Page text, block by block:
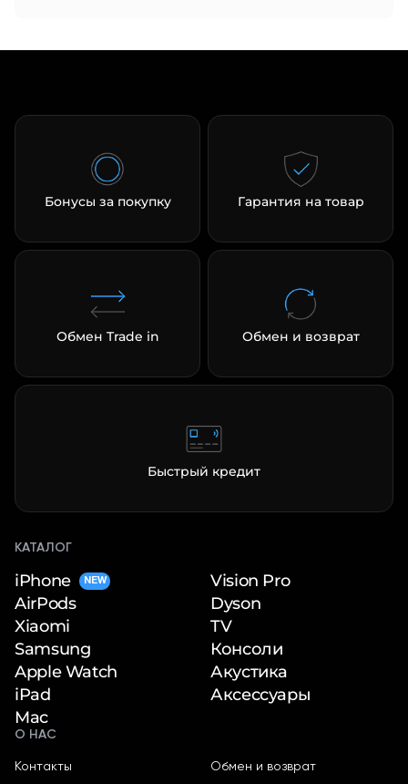
Бонусы за покупку Гарантия на товар
Обмен Trade in Обмен и возврат
Быстрый кредит
КАТАЛОГ
iPhone NEW
AirPods
Xiaomi
Samsung
Apple Watch
iPad
Mac
Vision Pro
Dyson
TV
Консоли
Акустика
Аксессуары
О НАС
Контакты
Обмен и возврат